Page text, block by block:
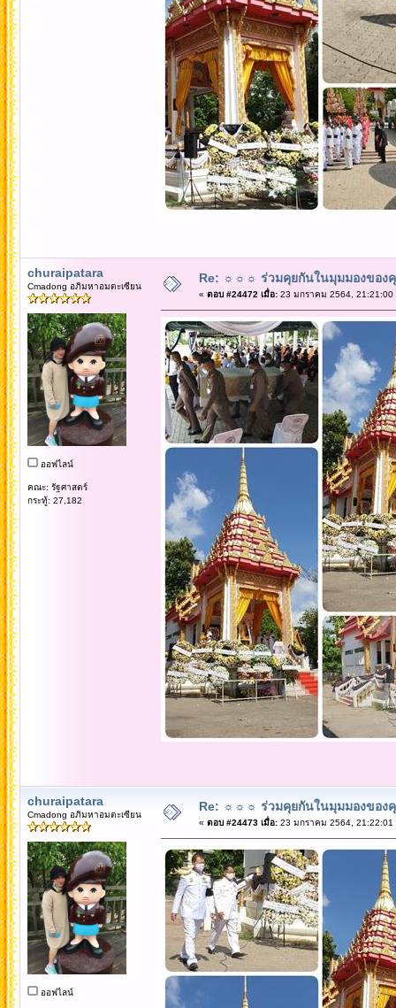
churaipatara
Cmadong อภิมหาอมตะเซียน
ออฟไลน์
คณะ: รัฐศาสตร์
กระทู้: 27,182
Re: ☼☼☼ ร่วมคุยกันในมุมมองของ
« ตอบ #24472 เมื่อ:23 มกราคม 2564, 21:21:00
churaipatara
Cmadong อภิมหาอมตะเซียน
ออฟไลน์
Re: ☼☼☼ ร่วมคุยกันในมุมมองของ
« ตอบ #24473 เมื่อ:23 มกราคม 2564, 21:22:01